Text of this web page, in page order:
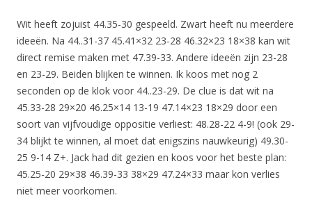
Wit heeft zojuist 44.35-30 gespeeld. Zwart heeft nu meerdere
ideeën. Na 44..31-37 45.41×32 23-28 46.32×23 18×38 kan wit
direct remise maken met 47.39-33. Andere ideeën zijn 23-28
en 23-29. Beiden blijken te winnen. Ik koos met nog 2
seconden op de klok voor 44..23-29. De clue is dat wit na
45.33-28 29×20 46.25×14 13-19 47.14×23 18×29 door een
soort van vijfvoudige oppositie verliest: 48.28-22 4-9! (ook 29-
34 blijkt te winnen, al moet dat enigszins nauwkeurig) 49.30-
25 9-14 Z+. Jack had dit gezien en koos voor het beste plan:
45.25-20 29×38 46.39-33 38×29 47.24×33 maar kon verlies
niet meer voorkomen.